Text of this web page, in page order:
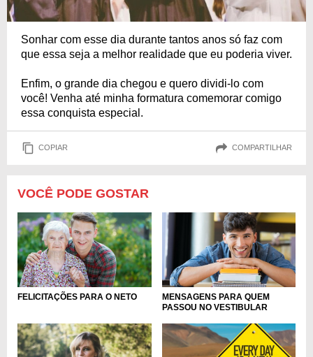
Sonhar com esse dia durante tantos anos só faz com
que essa seja a melhor realidade que eu poderia viver.
Enfim, o grande dia chegou e quero dividi-lo com
você! Venha até minha formatura comemorar comigo
essa conquista especial.
COPIAR COMPARTILHAR
VOCÊ PODE GOSTAR
FELICITAÇÕES PARA O NETO
MENSAGENS PARA QUEM
PASSOU NO VESTIBULAR